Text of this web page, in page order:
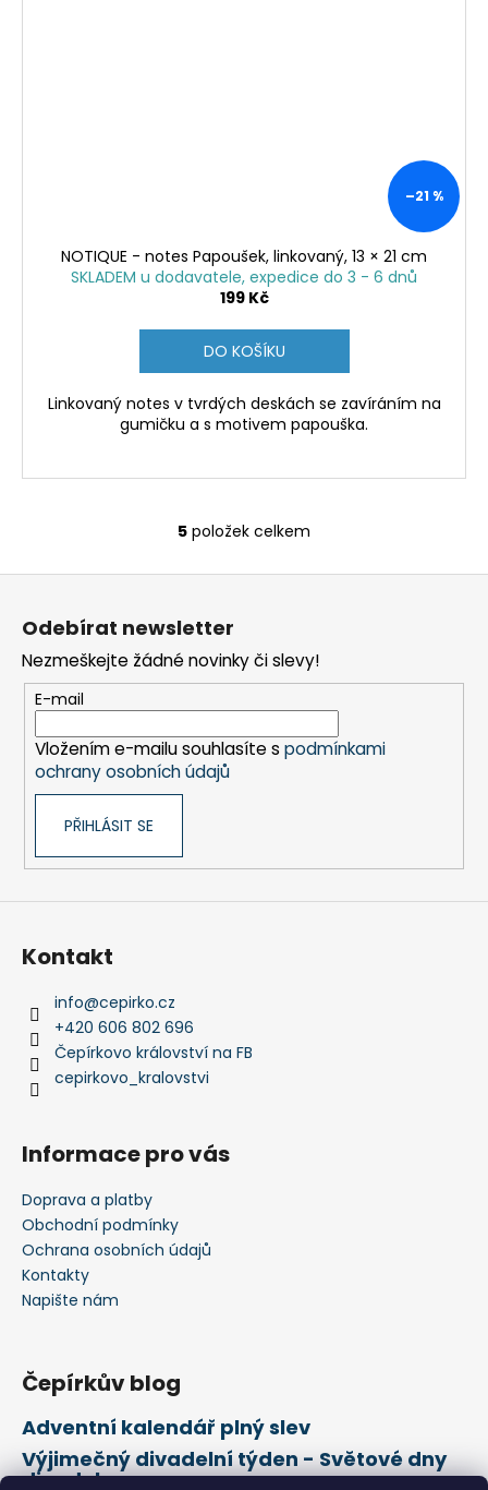
–21 %
NOTIQUE - notes Papoušek, linkovaný, 13 × 21 cm
SKLADEM u dodavatele, expedice do 3 - 6 dnů
199 Kč
DO KOŠÍKU
Linkovaný notes v tvrdých deskách se zavíráním na
gumičku a s motivem papouška.
O
v
a
c
í
p
r
ý
p
5 položek celkem
Odebírat newsletter
Nezmeškejte žádné novinky či slevy!
E-mail
Vložením e-mailu souhlasíte s podmínkami
ochrany osobních údajů
PŘIHLÁSIT SE
Kontakt
info@cepirko.cz
+420 606 802 696
Čepírkovo království na FB
cepirkovo_kralovstvi
Informace pro vás
Doprava a platby
Obchodní podmínky
Ochrana osobních údajů
Kontakty
Napište nám
Čepírkův blog
Adventní kalendář plný slev
Výjimečný divadelní týden - Světové dny
divadel